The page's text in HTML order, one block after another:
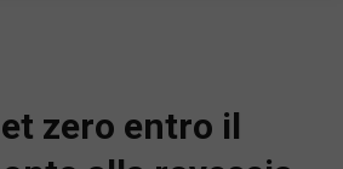
zero entro il